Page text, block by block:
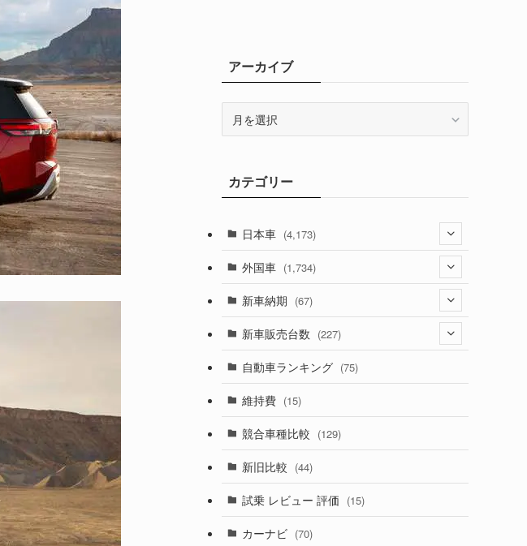
アーカイブ
ブカテゴリー
日本車 (4,173)
(1,321)
(329)
(526)
(357)
(328)
(194)
(230)
(253)
外国車 (1,734)
(188)
(242)
(85)
(84)
(14)
(222)
新車納期 (67)
(28)
(8)
(3)
(3)
(5)
新車販売台数 (227)
(21)
(5)
(7)
自動車ランキング (75)
維持費 (15)
競合車種比較 (129)
新旧比較 (44)
試乗 レビュー 評価 (15)
カーナビ (70)